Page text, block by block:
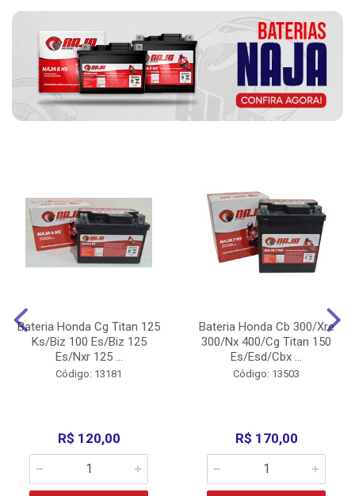
Bateria Honda Cg Titan 125
Ks/Biz 100 Es/Biz 125
Es/Nxr 125 ...
Código: 13181
R$ 120,00
Bateria Honda Cb 300/Xre
300/Nx 400/Cg Titan 150
Es/Esd/Cbx ...
Código: 13503
R$ 170,00